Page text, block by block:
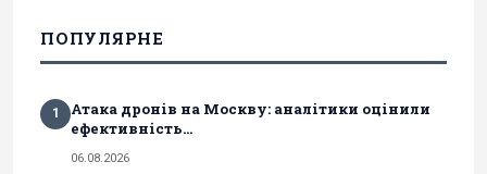
ПОПУЛЯРНЕ
1
Атака дронів на Москву: аналітики оцінили
ефективність...
06.08.2026